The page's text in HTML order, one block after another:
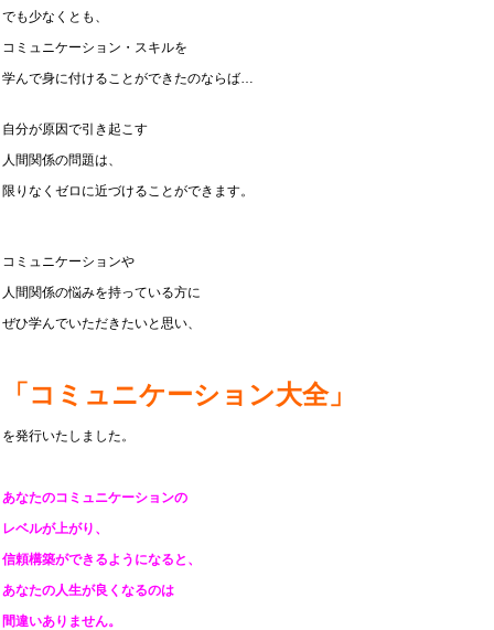
でも少なくとも、
コミュニケーション・スキルを
学んで身に付けることができたのならば…
自分が原因で引き起こす
人間関係の問題は、
限りなくゼロに近づけることができます。
コミュニケーションや
人間関係の悩みを持っている方に
ぜひ学んでいただきたいと思い、
「コミュニケーション大全」
を発行いたしました。
あなたのコミュニケーションの
レベルが上がり、
信頼構築ができるようになると、
あなたの人生が良くなるのは
間違いありません。